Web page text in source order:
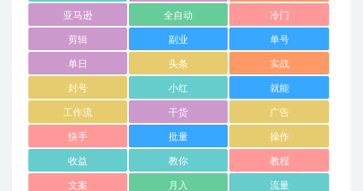
亚马逊 全自动 冷门
剪辑 副业 单号
单日 头条 实战
封号 小红 就能
工作流 干货 广告
快手 批量 操作
收益 教你 教程
文案 月入 流量